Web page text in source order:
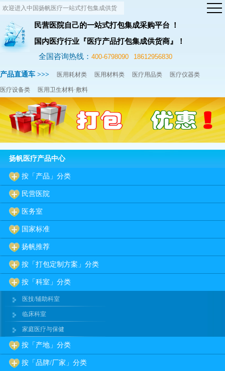
欢迎进入中国扬帆医疗一站式打包集成供货
网站！
全国咨询热线： 400-6798090 18612956830
民营医院自己的一站式打包集成采购平台 ！
国内医疗行业『医疗产品打包集成供货商』！
产品直通车 >>> 医用耗材类 医用材料类 医疗用品类 医疗仪器类
医疗设备类 医用卫生材料·敷料
扬帆医疗产品中心
按「产品」分类
民营医院
医务室
国家标准
扬帆推荐
按「打包定制方案」分类
按「科室」分类
医技/辅助科室
临床科室
家庭医疗与保健
按「产地」分类
按「品牌/厂家」分类